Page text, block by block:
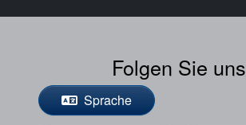
Folgen Sie uns
Sprache